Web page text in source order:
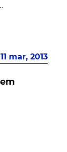
11 mar, 2013